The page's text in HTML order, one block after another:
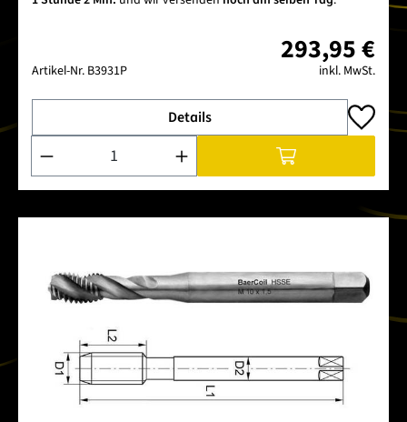
Artikel-Nr. B3931P
293,95 €
inkl. MwSt.
Details
Produkt Anzahl: Gib den gewünschten Wert ein oder